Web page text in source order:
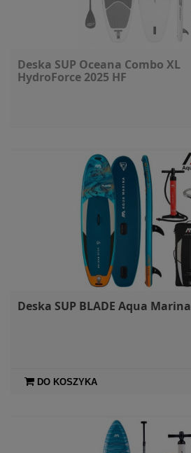
Deska SUP Oceana Combo XL
HydroForce 2025 HF
Deska SUP BLADE Aqua Marina
DO KOSZYKA